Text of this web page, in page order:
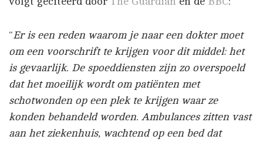
“Er is een reden waarom je naar een dokter moet
om een voorschrift te krijgen voor dit middel: het
is gevaarlijk. De spoeddiensten zijn zo overspoeld
dat het moeilijk wordt om patiënten met
schotwonden op een plek te krijgen waar ze
konden behandeld worden. Ambulances zitten vast
aan het ziekenhuis, wachtend op een bed dat